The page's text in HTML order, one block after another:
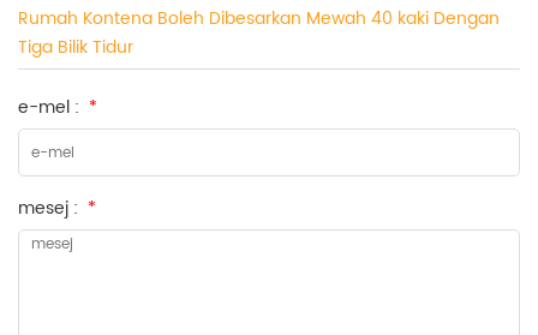
Rumah Kontena Boleh Dibesarkan Mewah 40 kaki Dengan
Tiga Bilik Tidur
e-mel : *
mesej : *